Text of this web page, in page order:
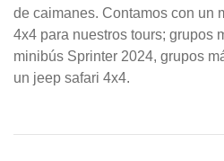
de caimanes. Contamos con un
4x4 para nuestros tours; grupos
minibús Sprinter 2024, grupos
un jeep safari 4x4.